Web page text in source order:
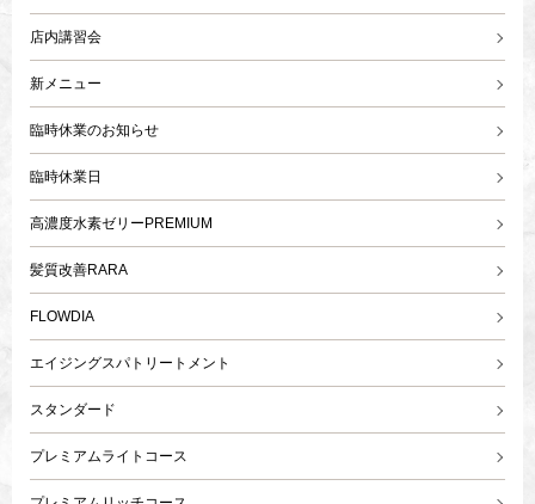
店内講習会
新メニュー
臨時休業のお知らせ
臨時休業日
高濃度水素ゼリーPREMIUM
髪質改善RARA
FLOWDIA
エイジングスパトリートメント
スタンダード
プレミアムライトコース